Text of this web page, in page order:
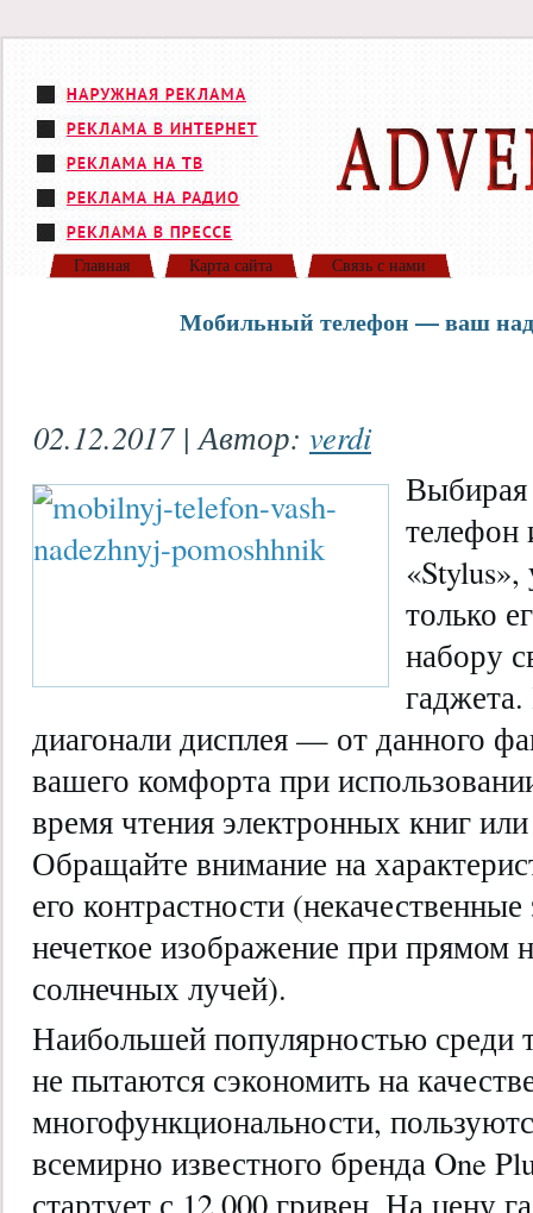
Главная Карта сайта Связь с нами
Мобильный телефон — ваш
02.12.2017 | Автор: verdi
телефон
«Stylus»,
только
набору
диагонали дисплея — от данного
вашего комфорта при
время чтения электронных книг
Обращайте внимание на
его контрастности
нечеткое изображение при прямом
солнечных лучей).
Наибольшей популярностью среди
не пытаются сэкономить на
многофункциональности,
всемирно известного бренда One
стартует с 12 000 гривен. На цену